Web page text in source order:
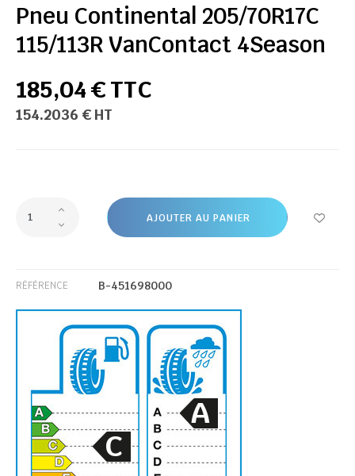
Pneu Continental 205/70R17C
115/113R VanContact 4Season
185,04 € TTC
154.2036 € HT
AJOUTER AU PANIER
RÉFÉRENCE B-451698000
C
A